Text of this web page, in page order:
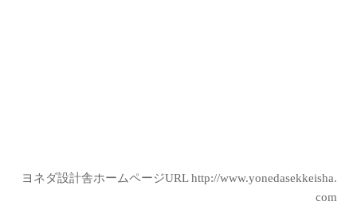
ヨネダ設計舎ホームページURLhttp://www.yonedasekkeisha.
com